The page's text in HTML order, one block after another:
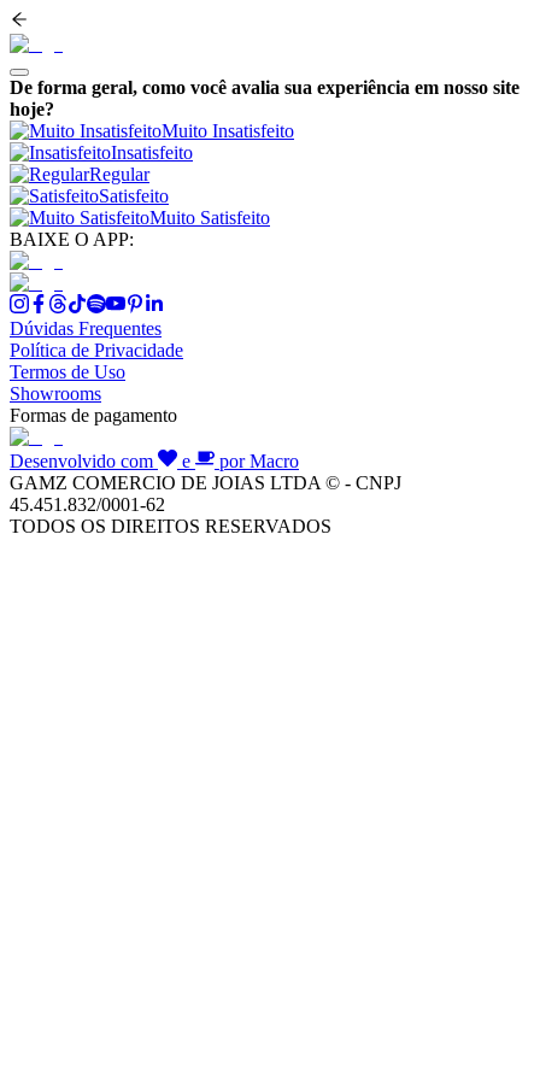
De forma geral, como você avalia sua experiência em nosso site
hoje?
Muito Insatisfeito
Insatisfeito
Regular
Satisfeito
Muito Satisfeito
BAIXE O APP:
Dúvidas Frequentes
Política de Privacidade
Termos de Uso
Showrooms
Formas de pagamento
Desenvolvido com e
por Macro
GAMZ COMERCIO DE JOIAS LTDA © - CNPJ
45.451.832/0001-62
TODOS OS DIREITOS RESERVADOS